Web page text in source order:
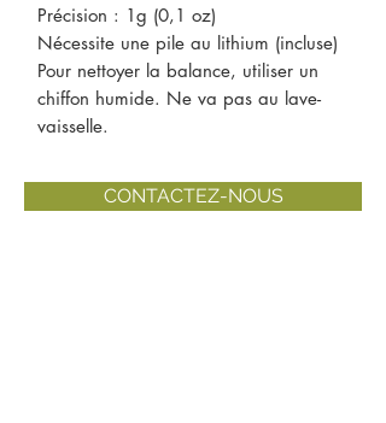
Précision : 1g (0,1 oz)
Nécessite une pile au lithium (incluse)
Pour nettoyer la balance, utiliser un
chiffon humide. Ne va pas au lave-
vaisselle.
CONTACTEZ-NOUS